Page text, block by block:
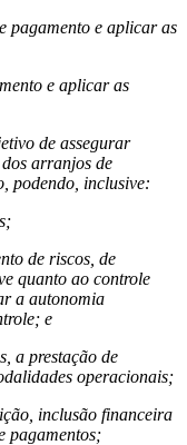
pagamento e aplicar as
e aplicar as
de assegurar
arranjos de
podendo, inclusive:
de riscos, de
quanto ao controle
a autonomia
e
a prestação de
operacionais;
inclusão financeira
pagamentos;